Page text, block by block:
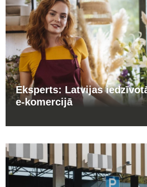
Eksperts: Latvijas
e-komercijā